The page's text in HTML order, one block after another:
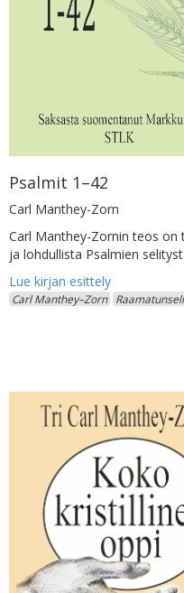
Psalmit 1–42
Carl Manthey-Zorn
Carl Manthey-Zornin teos on
ja lohdullista Psalmien
Carl Manthey–Zorn